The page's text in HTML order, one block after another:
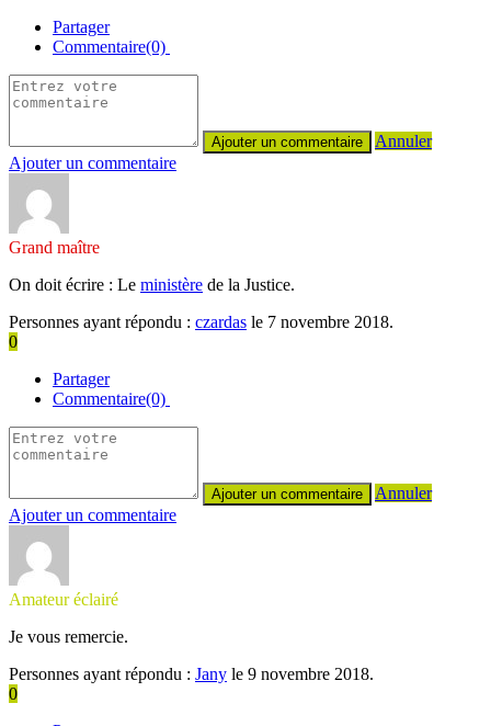
Partager
Commentaire(0)
Annuler
Ajouter un commentaire
Grand maître
On doit écrire : Le ministère de la Justice.
Personnes ayant répondu : czardas le 7 novembre 2018.
0
Partager
Commentaire(0)
Annuler
Ajouter un commentaire
Amateur éclairé
Je vous remercie.
Personnes ayant répondu : Jany le 9 novembre 2018.
0